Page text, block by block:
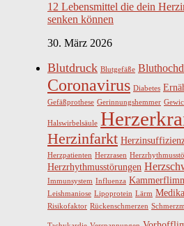
12 Lebensmittel die dein
senken können
30. März 2026
Blutdruck Blutgefäße
Coronavirus Diabetes
Gefäßprothese Gerinnungshemmer
Halswirbelsäule
Herzinfarkt
Herzpatienten Herzrasen
Herzrhythmusstörungen
Immunsystem Influenza
Leishmaniose Lipoprotein Lärm
Risikofaktor Rückenschmerzen